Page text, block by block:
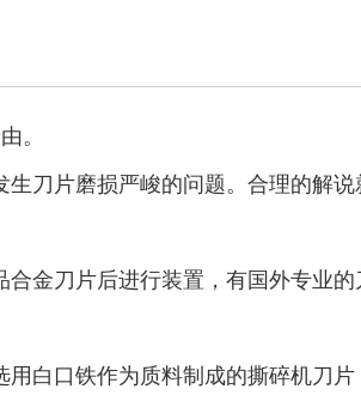
。
刀片磨损严峻的问题。合理的解说
金刀片后进行装置，有国外专业
白口铁作为质料制成的撕碎机刀